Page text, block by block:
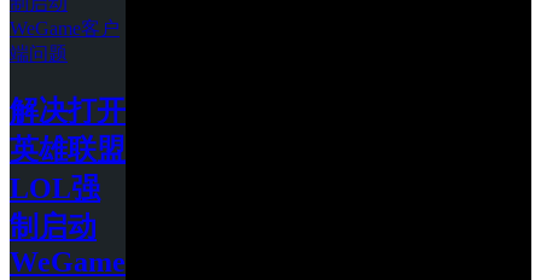
解决打开
英雄联盟
LOL强
制启动
WeGame